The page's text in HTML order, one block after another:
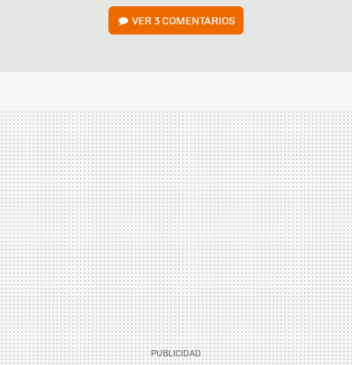
VER3 COMENTARIOS